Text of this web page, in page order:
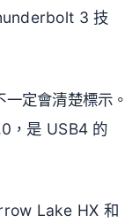
3 技
定會清楚標示。
，是 USB4 的
Lake HX 和